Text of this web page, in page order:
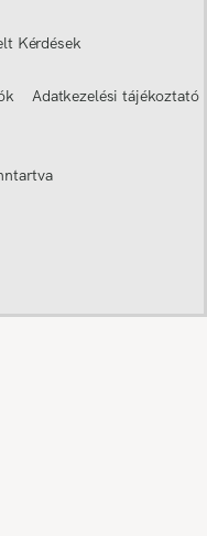
Kérdések
Adatkezelési tájékoztató